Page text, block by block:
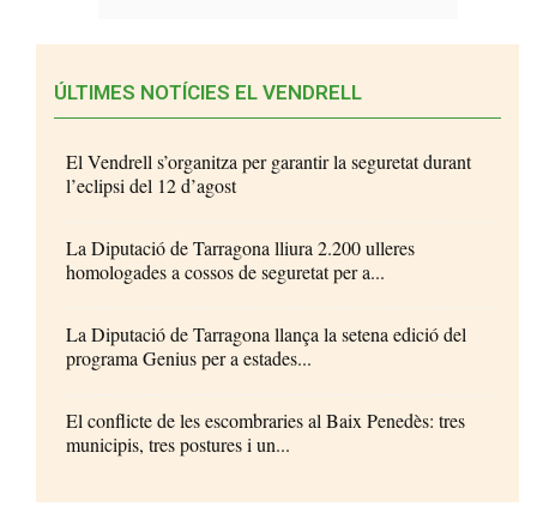
ÚLTIMES NOTÍCIES EL VENDRELL
El Vendrell s’organitza per garantir la seguretat durant
l’eclipsi del 12 d’agost
La Diputació de Tarragona lliura 2.200 ulleres
homologades a cossos de seguretat per a...
La Diputació de Tarragona llança la setena edició del
programa Genius per a estades...
El conflicte de les escombraries al Baix Penedès: tres
municipis, tres postures i un...